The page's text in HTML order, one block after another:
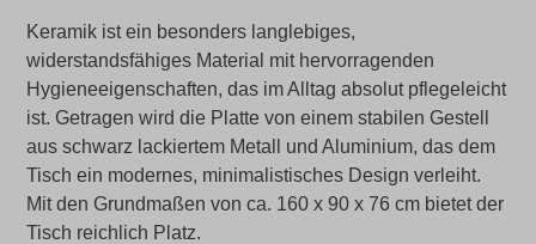
Keramik ist ein besonders langlebiges,
widerstandsfähiges Material mit hervorragenden
Hygieneeigenschaften, das im Alltag absolut pflegeleicht
ist. Getragen wird die Platte von einem stabilen Gestell
aus schwarz lackiertem Metall und Aluminium, das dem
Tisch ein modernes, minimalistisches Design verleiht.
Mit den Grundmaßen von ca. 160 x 90 x 76 cm bietet der
Tisch reichlich Platz.